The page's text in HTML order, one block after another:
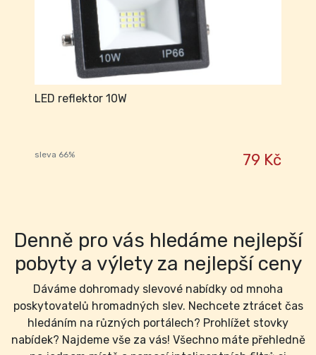
LED reflektor 10W
sleva 66% 79 Kč
Denně pro vás hledáme nejlepší
pobyty a výlety za nejlepší ceny
Dáváme dohromady slevové nabídky od mnoha
poskytovatelů hromadných slev. Nechcete ztrácet čas
hledáním na různých portálech? Prohlížet stovky
nabídek? Najdeme vše za vás! Všechno máte přehledně